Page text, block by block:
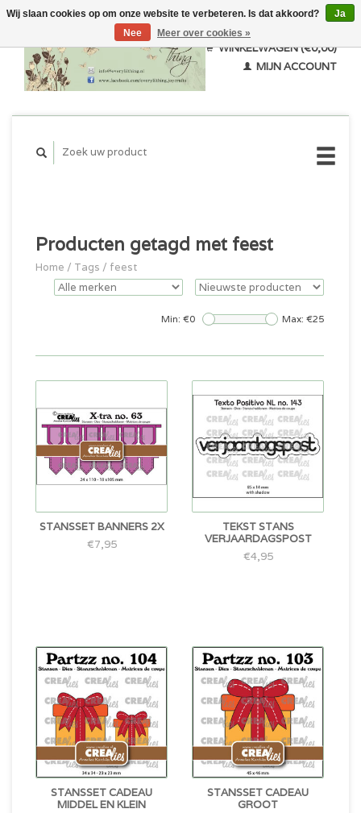
WINKELWAGEN (€0,00)
MIJN ACCOUNT
Producten getagd met feest
Home / Tags / feest
Min: €0 Max: €25
STANSSET BANNERS 2X
€7,95
TEKST STANS
VERJAARDAGSPOST
€4,95
STANSSET CADEAU
MIDDEL EN KLEIN
STANSSET CADEAU
GROOT
Wij slaan cookies op om onze website te verbeteren. Is dat akkoord?
Ja
Nee
Meer over cookies »